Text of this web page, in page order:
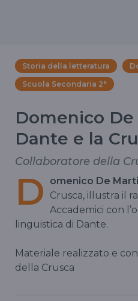
Storia della letteratura
Scuola Secondaria 2°
Domenico
Dante e la
Collaboratore della
D omenico De
Crusca, illustra il
Accademici con
linguistica di Dante.
Materiale realizzato e
della Crusca